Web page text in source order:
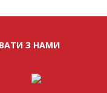
З НАМИ